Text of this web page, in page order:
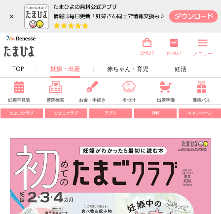
×
TOP 妊娠・出産 赤ちゃん・育児 妊活
SHOP 内祝い メニュー
妊娠早見表 産院検索 お金・手続き 名づけ 出産準備 優待パス
たまごクラブ ひよこクラブ アプリ SNS キャンペーン